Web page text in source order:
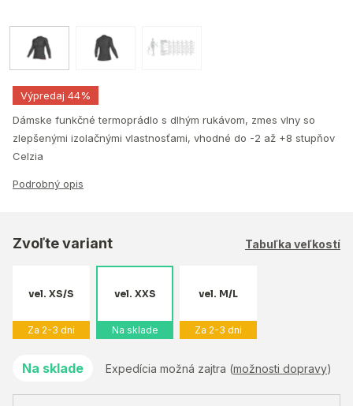
Výpredaj 44%
Dámske funkčné termoprádlo s dlhým rukávom, zmes vlny so
zlepšenými izolačnými vlastnosťami, vhodné do -2 až +8 stupňov
Celzia
Podrobný opis
Zvoľte variant Tabuľka veľkostí
vel. XS/S
Za 2-3 dni
vel. XXS
Na sklade
vel. M/L
Za 2-3 dni
Na sklade Expedícia možná zajtra (možnosti dopravy)